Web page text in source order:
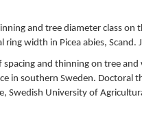
and tree diameter class
ring width in Picea abies, Scand.
spacing and thinning on tree
in southern Sweden. Doctoral
Swedish University of